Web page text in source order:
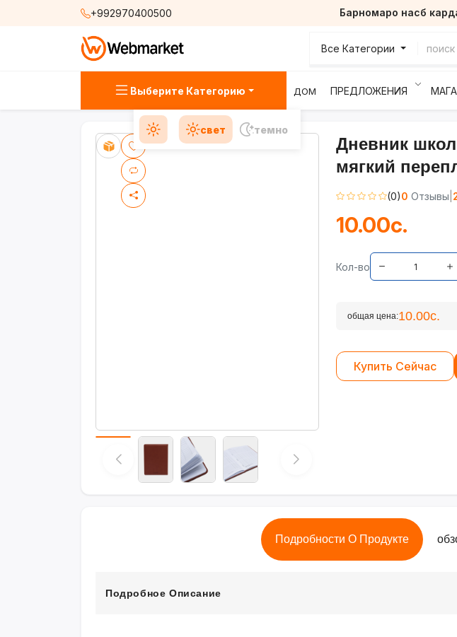
+992970400500 Барномаро насб
Все Категории
Выберите Категорию ДОМ ПРЕДЛОЖЕНИЯ
свет темно
Дневник
мягкий
(0)0 Отзывы
10.00с.
Кол-во
общая цена:10.00с.
Купить Сейчас
Подробности О Продукте
Подробное Описание